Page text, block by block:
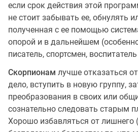
если срок действия этой
не стоит забывать ее, обнулять
полученная с ее помощью
опорой и в дальнейшем
писатель, спортсмен,
Скорпионам лучше отказаться
дело, вступить в новую группу,
преобразования в своих или
сознательно следовать старым
Хорошо избавляться от лишнего